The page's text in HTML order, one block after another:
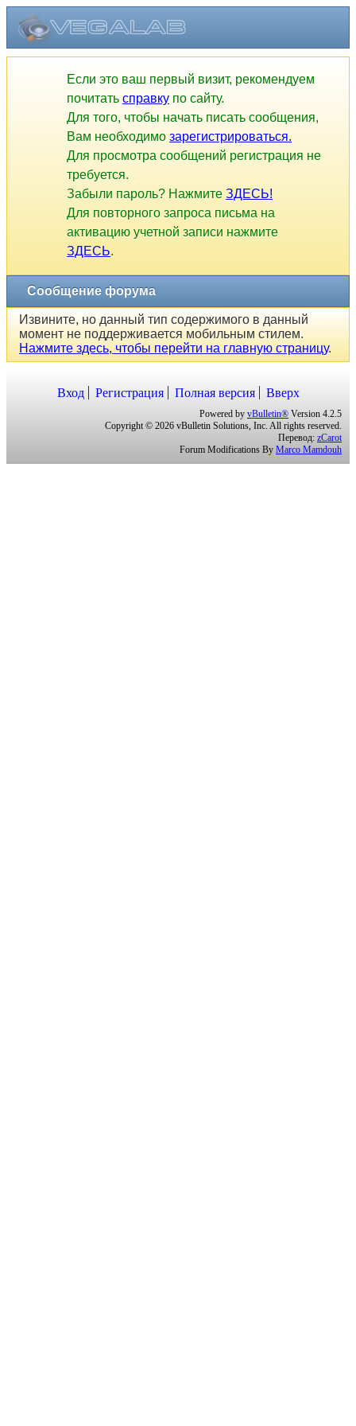
Если это ваш первый визит, рекомендуем
почитать справку по сайту.
Для того, чтобы начать писать сообщения,
Вам необходимо зарегистрироваться.
Для просмотра сообщений регистрация не
требуется.
Забыли пароль? Нажмите ЗДЕСЬ!
Для повторного запроса письма на
активацию учетной записи нажмите
ЗДЕСЬ.
Сообщение форума
Извините, но данный тип содержимого в данный
момент не поддерживается мобильным стилем.
Нажмите здесь, чтобы перейти на главную страницу.
Вход Регистрация Полная версия Вверх
Powered by vBulletin® Version 4.2.5
Copyright © 2026 vBulletin Solutions, Inc. All rights reserved.
Перевод: zCarot
Forum Modifications By Marco Mamdouh